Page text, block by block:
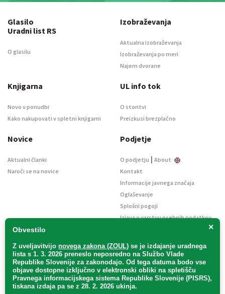
×
Obvestilo
Z uveljavitvijo novega zakona (ZOUL) se je izdajanje uradnega
lista s 1. 3. 2026 preneslo neposredno na Službo Vlade
Republike Slovenije za zakonodajo. Od tega datuma bodo vse
objave dostopne izključno v elektronski obliki na spletišču
Pravnega informacijskega sistema Republike Slovenije (PISRS),
tiskana izdaja pa se z 28. 2. 2026 ukinja.
Glasilo
Uradni list RS
O glasilu
Izobraževanja
Aktualna izobraževanja
Izobraževanja po meri
Najem dvorane
Knjigarna
Novo v ponudbi
Kako nakupovati v spletni knjigarni
UL info tok
O storitvi
Preizkusi brezplačno
Novice
Aktualni članki
Naroči se na novice
Podjetje
O podjetju | About
Kontakt
Informacije javnega značaja
Oglaševanje
Splošni pogoji
Izjava o varstvu osebnih podatkov
Uradni list d. o. o. – v likvidaciji / Vse pravice pridržane.